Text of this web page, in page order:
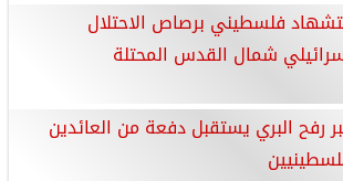
فلسطيني برصاص الاحتلال
شمال القدس المحتلة
رفح البري يستقبل دفعة من العائدين